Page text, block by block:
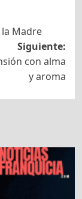
Madre
Siguiente:
con alma
y aroma